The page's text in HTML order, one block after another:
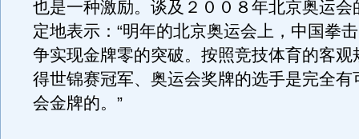
也是一种激励。谈及２００８年北京奥运会
定地表示：“明年的北京奥运会上，中国拳
争实现金牌零的突破。按照竞技体育的客观
得世锦赛冠军、奥运会奖牌的选手是完全有
会金牌的。”